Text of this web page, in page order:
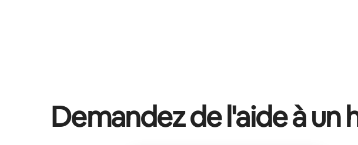
Demandez de l'aide à un